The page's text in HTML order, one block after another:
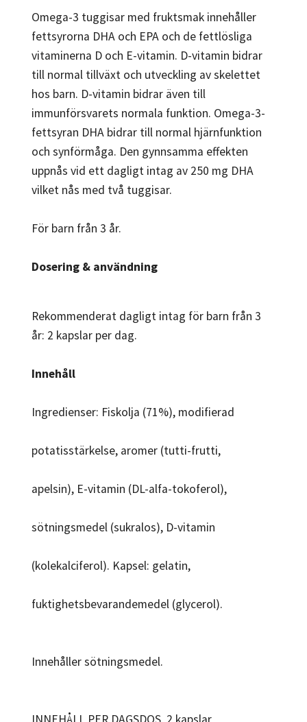
Omega-3 tuggisar med fruktsmak innehåller
fettsyrorna DHA och EPA och de fettlösliga
vitaminerna D och E-vitamin. D-vitamin bidrar
till normal tillväxt och utveckling av skelettet
hos barn. D-vitamin bidrar även till
immunförsvarets normala funktion. Omega-3-
fettsyran DHA bidrar till normal hjärnfunktion
och synförmåga. Den gynnsamma effekten
uppnås vid ett dagligt intag av 250 mg DHA
vilket nås med två tuggisar.
För barn från 3 år.
Dosering & användning
Rekommenderat dagligt intag för barn från 3
år: 2 kapslar per dag.
Innehåll
Ingredienser: Fiskolja (71%), modifierad
potatisstärkelse, aromer (tutti-frutti,
apelsin), E-vitamin (DL-alfa-tokoferol),
sötningsmedel (sukralos), D-vitamin
(kolekalciferol). Kapsel: gelatin,
fuktighetsbevarandemedel (glycerol).
Innehåller sötningsmedel.